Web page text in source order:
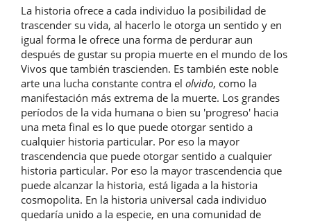
La historia ofrece a cada individuo la posibilidad de
trascender su vida, al hacerlo le otorga un sentido y en
igual forma le ofrece una forma de perdurar aun
después de gustar su propia muerte en el mundo de los
Vivos que también trascienden. Es también este noble
arte una lucha constante contra el olvido, como la
manifestación más extrema de la muerte. Los grandes
períodos de la vida humana o bien su 'progreso' hacia
una meta final es lo que puede otorgar sentido a
cualquier historia particular. Por eso la mayor
trascendencia que puede otorgar sentido a cualquier
historia particular. Por eso la mayor trascendencia que
puede alcanzar la historia, está ligada a la historia
cosmopolita. En la historia universal cada individuo
quedaría unido a la especie, en una comunidad de